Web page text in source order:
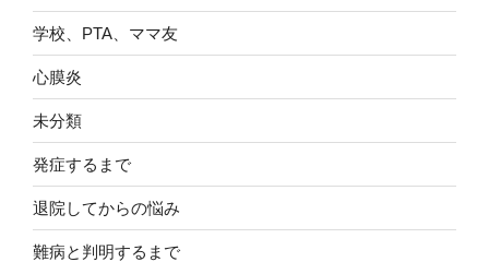
学校、PTA、ママ友
心膜炎
未分類
発症するまで
退院してからの悩み
難病と判明するまで